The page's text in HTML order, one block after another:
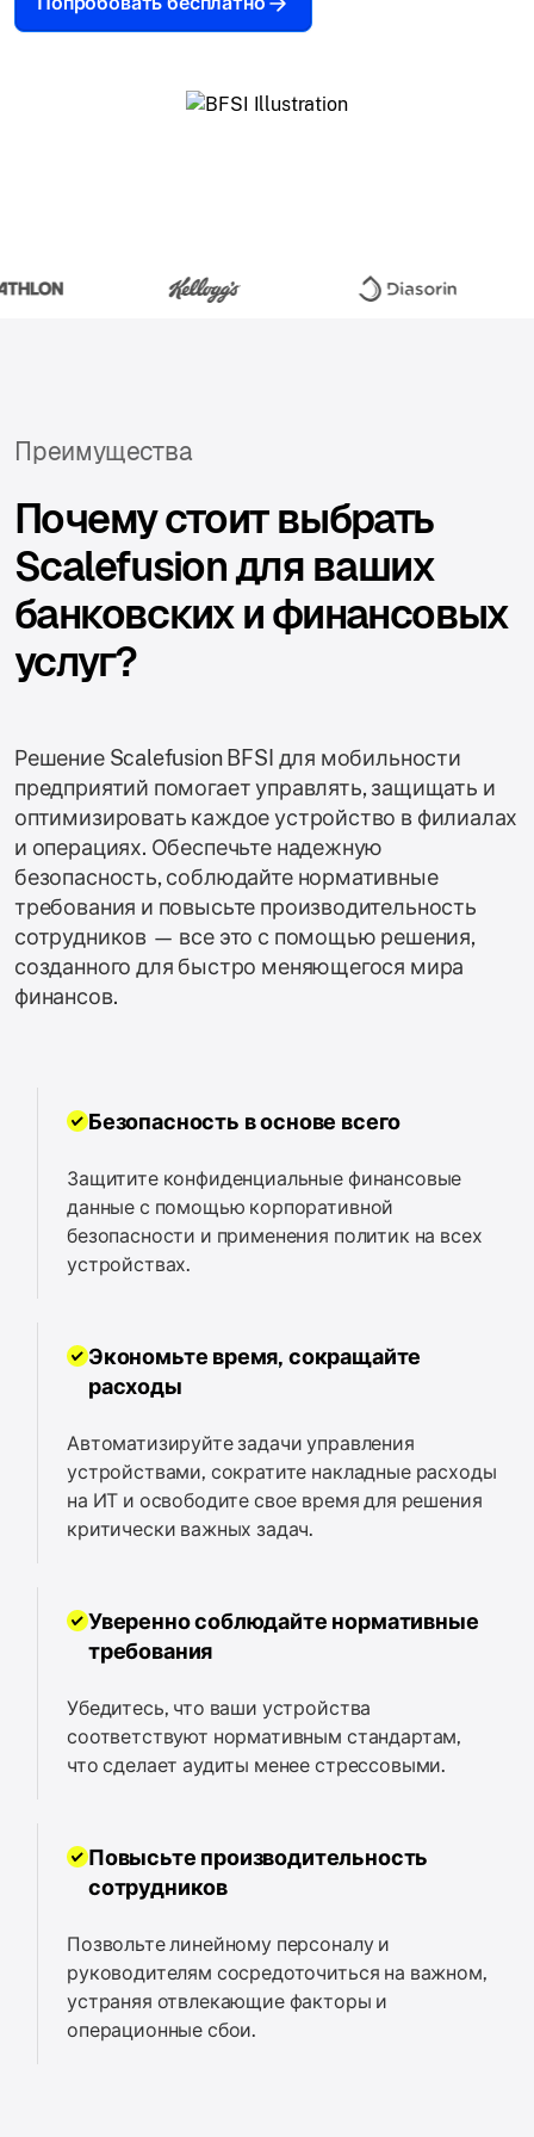
Преимущества
Почему стоит выбрать
Scalefusion для ваших
банковских и финансовых
услуг?
Решение Scalefusion BFSI для мобильности
предприятий помогает управлять, защищать и
оптимизировать каждое устройство в филиалах
и операциях. Обеспечьте надежную
безопасность, соблюдайте нормативные
требования и повысьте производительность
сотрудников — все это с помощью решения,
созданного для быстро меняющегося мира
финансов.
Безопасность в основе всего
Защитите конфиденциальные финансовые
данные с помощью корпоративной
безопасности и применения политик на всех
устройствах.
Экономьте время, сокращайте
расходы
Автоматизируйте задачи управления
устройствами, сократите накладные расходы
на ИТ и освободите свое время для решения
критически важных задач.
Уверенно соблюдайте нормативные
требования
Убедитесь, что ваши устройства
соответствуют нормативным стандартам,
что сделает аудиты менее стрессовыми.
Повысьте производительность
сотрудников
Позвольте линейному персоналу и
руководителям сосредоточиться на важном,
устраняя отвлекающие факторы и
операционные сбои.